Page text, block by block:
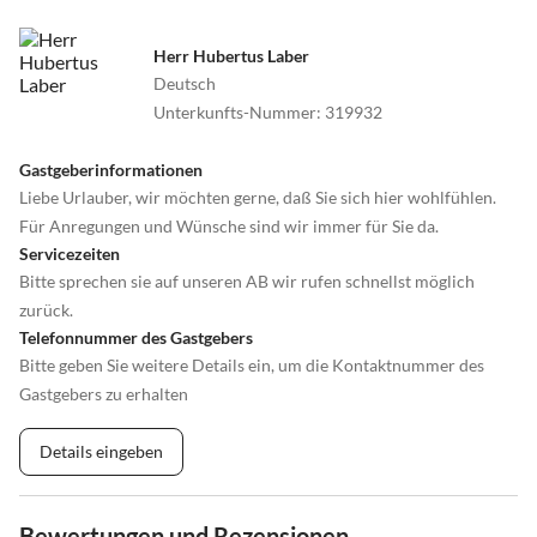
Weihnachtsmarkt statt. Wir selbst lieben die hausgemachte Wurst
zum Beispiel: Wildschweinmettwurst.
Abfahrt Zurow - Warin, auf der linken Seite.
Bügermeister-Haupt-Str. 38.
Besuchen Sie unbedingt die Erdhügelsauna, sie wird durch
Holzfeuer aufgeheizt. Das Feuer ist rundum zu sehen. Eine
besondere Atraktion ist auch die Steinsauna, lassen Sie sich
überraschen.
Stiftskirche zu Warin: Die neugotische Kirche wurde 1878
neugebaut und eingeweiht. Drei großen Eisenglocken stehen als
Zierde vor der Kirche.
1000 jährige Wallensteineiche: Am Sportplatz von Warin.
Man sagt, unter der Eiche rastete einst Wallenstein bei seinen
Herr Hubertus Laber
Deutsch
Unterkunfts-Nummer: 319932
Gastgeberinformationen
Liebe Urlauber, wir möchten gerne, daß Sie sich hier wohlfühlen.
Für Anregungen und Wünsche sind wir immer für Sie da.
Servicezeiten
Bitte sprechen sie auf unseren AB wir rufen schnellst möglich
zurück.
Telefonnummer des Gastgebers
Bitte geben Sie weitere Details ein, um die Kontaktnummer des
Gastgebers zu erhalten
Details eingeben